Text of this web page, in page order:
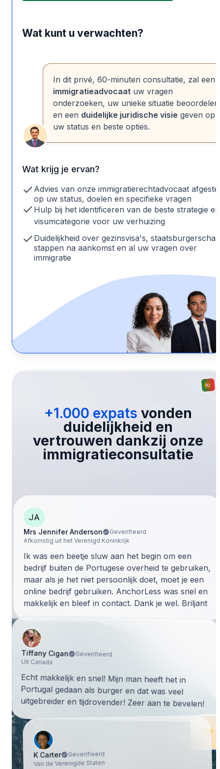
Wat kunt u verwachten?
In dit privé, 60-minuten consultatie, zal een
immigratieadvocaat uw vragen
onderzoeken, uw unieke situatie beoordelen
en een duidelijke juridische visie geven op
uw status en beste opties.
Wat krijg je ervan?
Advies van onze immigratierechtadvocaat
op uw status, doelen en specifieke vragen
Hulp bij het identificeren van de beste strategie en
visumcategorie voor uw verhuizing
Duidelijkheid over gezinsvisa's,
stappen na aankomst en al uw vragen over
immigratie
+1.000 expats vonden
duidelijkheid en
vertrouwen dankzij onze
immigratieconsultatie
JA
Mrs Jennifer Anderson
Geverifieerd
Afkomstig uit het Verenigd Koninkrijk
Ik was een beetje sluw aan het begin om een
bedrijf buiten de Portugese overheid te gebruiken,
maar als je het niet persoonlijk doet, moet je een
online bedrijf gebruiken. AnchorLess was snel en
makkelijk en bleef in contact. Dank je wel. Briljant
Tiffany Cigan Geverifieerd
Uit Canada
Echt makkelijk en snel! Mijn man heeft het in
Portugal gedaan als burger en dat was veel
uitgebreider en tijdrovender! Zeer aan te bevelen!
K Carter Geverifieerd
Van de Verenigde Staten